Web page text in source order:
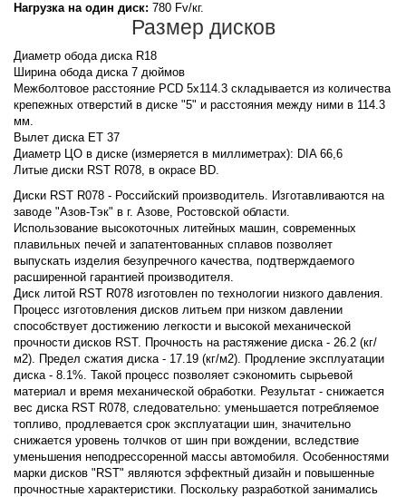
Нагрузка на один диск: 780 Fv/кг.
Размер дисков
Диаметр обода диска R18
Ширина обода диска 7 дюймов
Межболтовое расстояние PCD 5x114.3 складывается из количества
крепежных отверстий в диске "5" и расстояния между ними в 114.3
мм.
Вылет диска ET 37
Диаметр ЦО в диске (измеряется в миллиметрах): DIA 66,6
Литые диски RST R078, в окрасе BD.
Диски RST R078 - Российский производитель. Изготавливаются на
заводе "Азов-Тэк" в г. Азове, Ростовской области.
Использование высокоточных литейных машин, современных
плавильных печей и запатентованных сплавов позволяет
выпускать изделия безупречного качества, подтверждаемого
расширенной гарантией производителя.
Диск литой RST R078 изготовлен по технологии низкого давления.
Процесс изготовления дисков литьем при низком давлении
способствует достижению легкости и высокой механической
прочности дисков RST. Прочность на растяжение диска - 26.2 (кг/
м2). Предел сжатия диска - 17.19 (кг/м2). Продление эксплуатации
диска - 8.1%. Такой процесс позволяет сэкономить сырьевой
материал и время механической обработки. Результат - снижается
вес диска RST R078, следовательно: уменьшается потребляемое
топливо, продлевается срок эксплуатации шин, значительно
снижается уровень толчков от шин при вождении, вследствие
уменьшения неподрессоренной массы автомобиля. Особенностями
марки дисков "RST" являются эффектный дизайн и повышенные
прочностные характеристики. Поскольку разработкой занимались